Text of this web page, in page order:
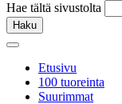
Hae tältä sivustolta
Haku
Etusivu
100 tuoreinta
Suurimmat